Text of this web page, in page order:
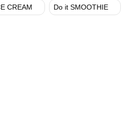
CREAM Do it SMOOTHIE